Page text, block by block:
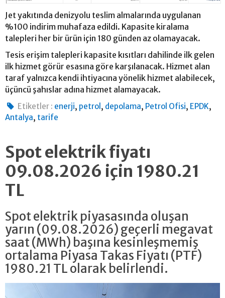
Jet yakıtında denizyolu teslim almalarında uygulanan
%100 indirim muhafaza edildi. Kapasite kiralama
talepleri her bir ürün için 180 günden az olamayacak.
Tesis erişim talepleri kapasite kısıtları dahilinde ilk gelen
ilk hizmet görür esasına göre karşılanacak. Hizmet alan
taraf yalnızca kendi ihtiyacına yönelik hizmet alabilecek,
üçüncü şahıslar adına hizmet alamayacak.
Etiketler : enerji, petrol , depolama, Petrol Ofisi, EPDK,
Antalya, tarife
Spot elektrik fiyatı
09.08.2026 için 1980.21
TL
Spot elektrik piyasasında oluşan
yarın (09.08.2026) geçerli megavat
saat (MWh) başına kesinleşmemiş
ortalama Piyasa Takas Fiyatı (PTF)
1980.21 TL olarak belirlendi.